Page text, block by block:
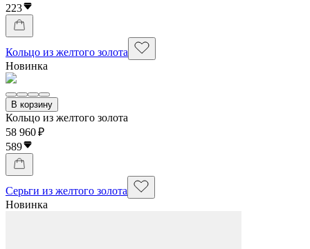
223
Кольцо из желтого золота
Новинка
В корзину
Кольцо из желтого золота
58 960 ₽
589
Серьги из желтого золота
Новинка